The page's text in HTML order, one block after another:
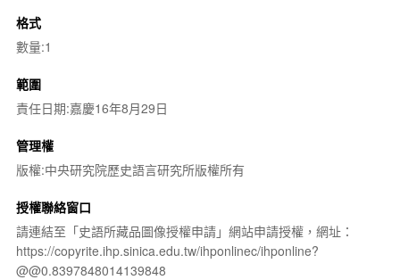
格式
數量:1
範圍
責任日期:嘉慶16年8月29日
管理權
版權:中央研究院歷史語言研究所版權所有
授權聯絡窗口
請連結至「史語所藏品圖像授權申請」網站申請授權，網址：
https://copyrite.ihp.sinica.edu.tw/ihponlinec/ihponline?
@@0.8397848014139848